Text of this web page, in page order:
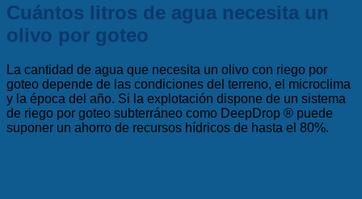
Cuántos litros de agua necesita un
olivo por goteo
La cantidad de agua que necesita un olivo con riego por
goteo depende de las condiciones del terreno, el microclima
y la época del año. Si la explotación dispone de un sistema
de riego por goteo subterráneo como DeepDrop ® puede
suponer un ahorro de recursos hídricos de hasta el 80%.